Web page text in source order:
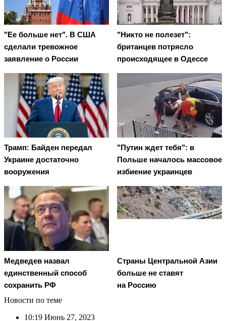
"Ее больше нет". В США
сделали тревожное
заявление о России
"Никто не полезет":
британцев потрясло
происходящее в Одессе
Трамп: Байден передал
Украине достаточно
вооружения
"Путин ждет тебя": в
Польше началось массовое
избиение украинцев
Медведев назвал
единственный способ
сохранить РФ
Страны Центральной Азии
больше не ставят
на Россию
Новости по теме
10:19 Июнь 27, 2023